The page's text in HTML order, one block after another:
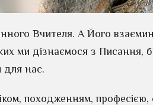
Вчителя. А Його
ми дізнаємося з Писання,
для нас.
походженням, професією,